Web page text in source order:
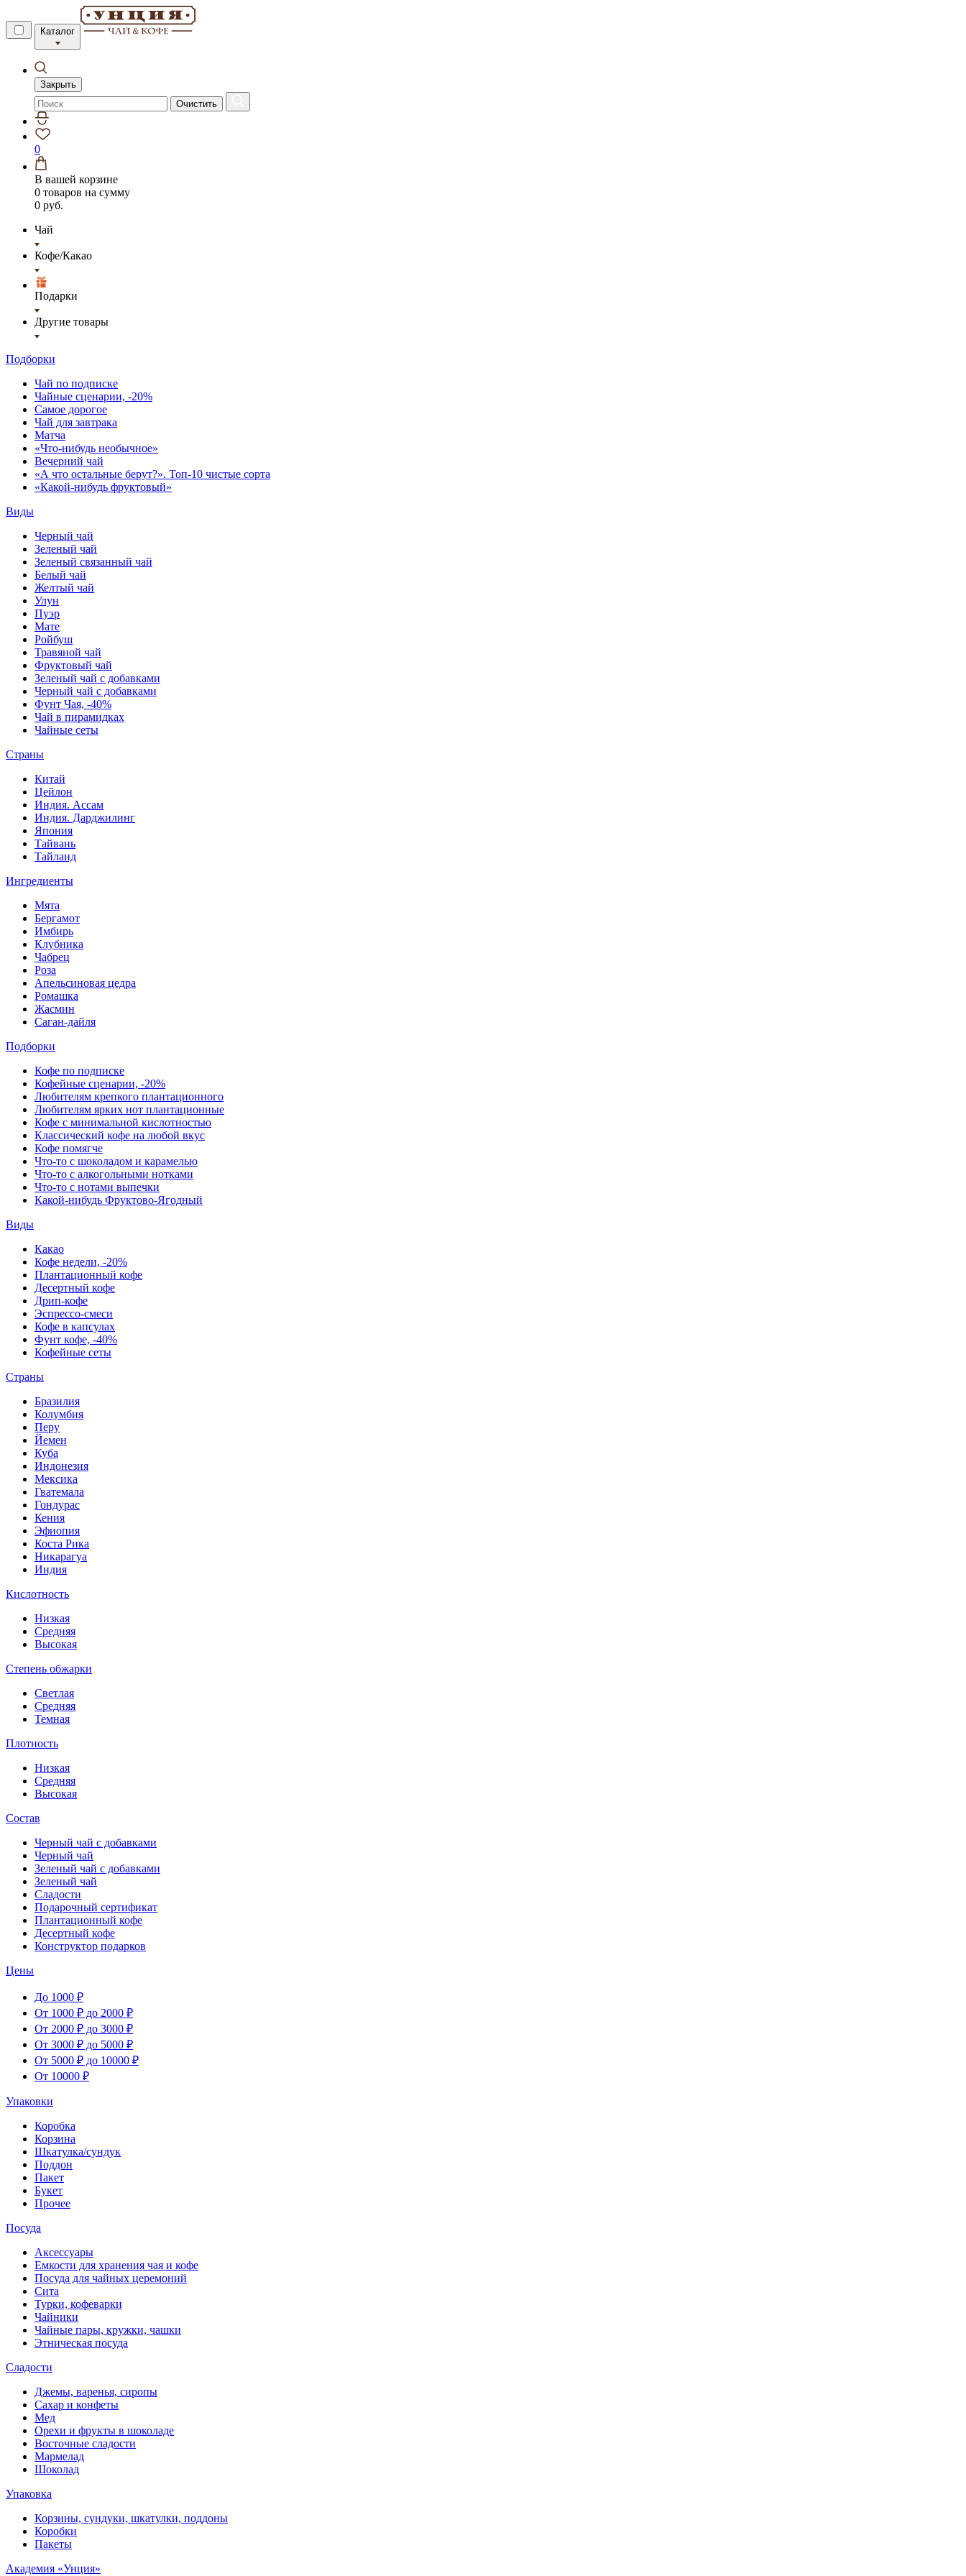
Каталог
Закрыть
Очистить
0
В вашей корзине
0 товаров на сумму
0 руб.
Чай
Кофе/Какао
Подарки
Другие товары
Подборки
Чай по подписке
Чайные сценарии, -20%
Самое дорогое
Чай для завтрака
Матча
«Что-нибудь необычное»
Вечерний чай
«А что остальные берут?». Топ-10 чистые сорта
«Какой-нибудь фруктовый»
Виды
Черный чай
Зеленый чай
Зеленый связанный чай
Белый чай
Желтый чай
Улун
Пуэр
Мате
Ройбуш
Травяной чай
Фруктовый чай
Зеленый чай с добавками
Черный чай с добавками
Фунт Чая, -40%
Чай в пирамидках
Чайные сеты
Страны
Китай
Цейлон
Индия. Ассам
Индия. Дарджилинг
Япония
Тайвань
Тайланд
Ингредиенты
Мята
Бергамот
Имбирь
Клубника
Чабрец
Роза
Апельсиновая цедра
Ромашка
Жасмин
Саган-дайля
Подборки
Кофе по подписке
Кофейные сценарии, -20%
Любителям крепкого плантационного
Любителям ярких нот плантационные
Кофе с минимальной кислотностью
Классический кофе на любой вкус
Кофе помягче
Что-то с шоколадом и карамелью
Что-то с алкогольными нотками
Что-то с нотами выпечки
Какой-нибудь Фруктово-Ягодный
Виды
Какао
Кофе недели, -20%
Плантационный кофе
Десертный кофе
Дрип-кофе
Эспрессо-смеси
Кофе в капсулах
Фунт кофе, -40%
Кофейные сеты
Страны
Бразилия
Колумбия
Перу
Йемен
Куба
Индонезия
Мексика
Гватемала
Гондурас
Кения
Эфиопия
Коста Рика
Никарагуа
Индия
Кислотность
Низкая
Средняя
Высокая
Степень обжарки
Светлая
Средняя
Темная
Плотность
Низкая
Средняя
Высокая
Состав
Черный чай с добавками
Черный чай
Зеленый чай с добавками
Зеленый чай
Сладости
Подарочный сертификат
Плантационный кофе
Десертный кофе
Конструктор подарков
Цены
До 1000 ₽
От 1000 ₽ до 2000 ₽
От 2000 ₽ до 3000 ₽
От 3000 ₽ до 5000 ₽
От 5000 ₽ до 10000 ₽
От 10000 ₽
Упаковки
Коробка
Корзина
Шкатулка/сундук
Поддон
Пакет
Букет
Прочее
Посуда
Аксессуары
Емкости для хранения чая и кофе
Посуда для чайных церемоний
Сита
Турки, кофеварки
Чайники
Чайные пары, кружки, чашки
Этническая посуда
Сладости
Джемы, варенья, сиропы
Сахар и конфеты
Мед
Орехи и фрукты в шоколаде
Восточные сладости
Мармелад
Шоколад
Упаковка
Корзины, сундуки, шкатулки, поддоны
Коробки
Пакеты
Академия «Унция»